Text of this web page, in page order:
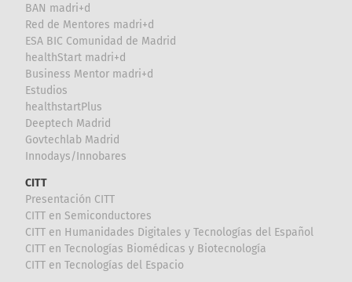
BAN madri+d
Red de Mentores madri+d
ESA BIC Comunidad de Madrid
healthStart madri+d
Business Mentor madri+d
Estudios
healthstartPlus
Deeptech Madrid
Govtechlab Madrid
Innodays/Innobares
CITT
Presentación CITT
CITT en Semiconductores
CITT en Humanidades Digitales y Tecnologías del Español
CITT en Tecnologías Biomédicas y Biotecnología
CITT en Tecnologías del Espacio